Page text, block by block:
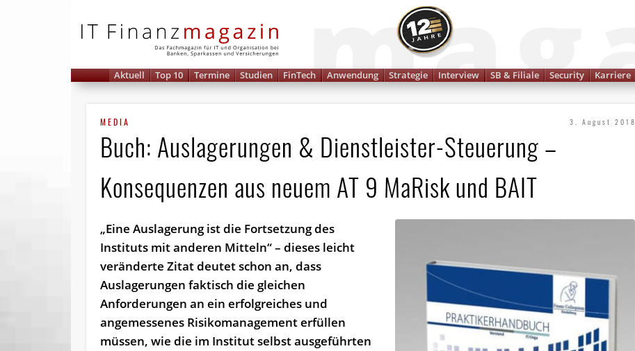
Aktuell Top 10 Termine Studien FinTech Anwendung Strategie Interview SB & Filiale Security Karriere
MEDIA 3. August 2018
Buch: Auslagerungen & Dienstleister-Steuerung –
Konsequenzen aus neuem AT 9 MaRisk und BAIT
„Eine Auslagerung ist die Fortsetzung des
Instituts mit anderen Mitteln“ – dieses leicht
veränderte Zitat deutet schon an, dass
Auslagerungen faktisch die gleichen
Anforderungen an ein erfolgreiches und
angemessenes Risikomanagement erfüllen
müssen, wie die im Institut selbst ausgeführten